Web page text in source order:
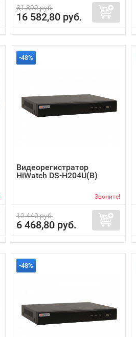
31 890 руб.
16 582,80 руб.
-48%
Видеорегистратор
HiWatch DS-H204U(B)
Звоните!
12 440 руб.
6 468,80 руб.
-48%